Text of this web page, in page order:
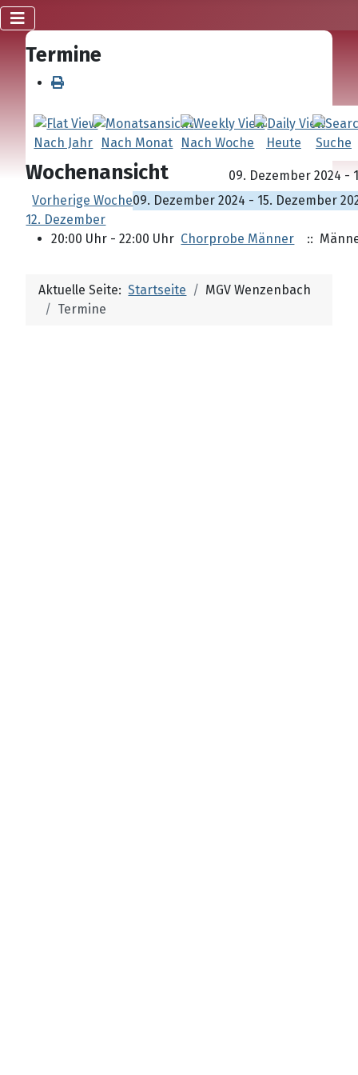
Termine
Nach Jahr Nach Monat Nach Woche Heute Suche
Wochenansicht
09. Dezember 2024 -
Vorherige Woche09. Dezember 2024 - 15. Dezember
12. Dezember
20:00 Uhr - 22:00 Uhr Chorprobe Männer ::
Aktuelle Seite:Startseite
MGV Wenzenbach
Termine